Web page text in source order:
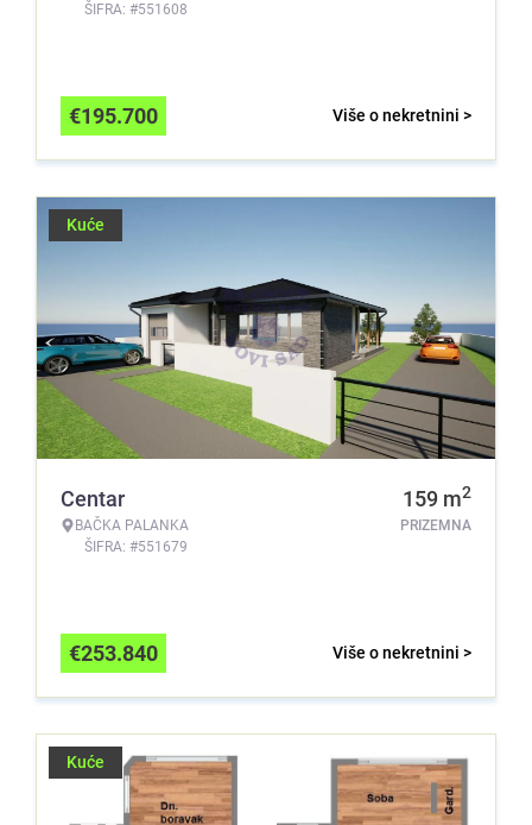
ŠIFRA: #551608
Više o nekretnini >
€195.700
Kuće
Centar
BAČKA PALANKA
ŠIFRA: #551679
159 m2
PRIZEMNA
Više o nekretnini >
€253.840
Kuće